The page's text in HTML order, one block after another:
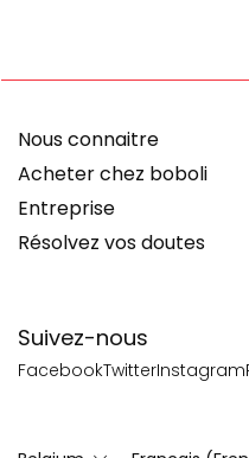
Suivez-nous
FacebookTwitterInstagram
Nous connaitre
Acheter chez boboli
Entreprise
Résolvez vos doutes